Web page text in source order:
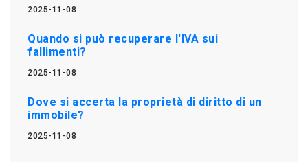
2025-11-08
Quando si può recuperare l'IVA sui
fallimenti?
2025-11-08
Dove si accerta la proprietà di diritto di un
immobile?
2025-11-08